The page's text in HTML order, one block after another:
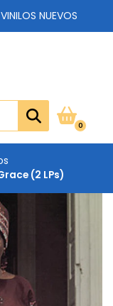
NUEVOS
0
(2 LPs)